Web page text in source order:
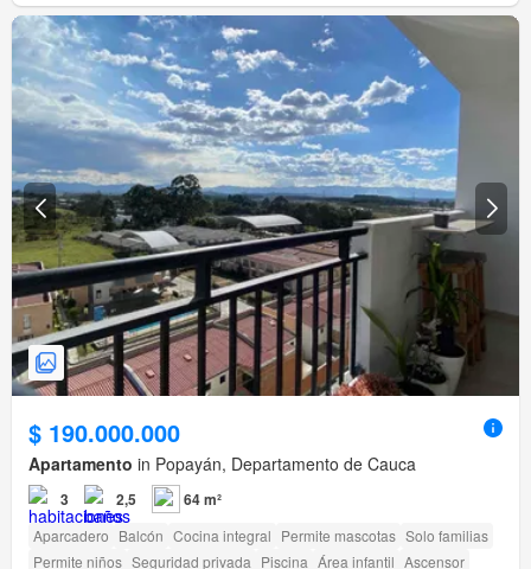
$ 190.000.000
Apartamento in Popayán, Departamento de Cauca
3 2,5 64 m²
Aparcadero Balcón Cocina integral Permite mascotas Solo familias
Permite niños Seguridad privada Piscina Área infantil Ascensor